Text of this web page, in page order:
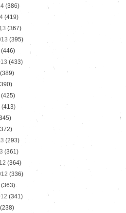
(386)
(419)
(367)
(395)
(446)
(433)
(389)
(425)
(413)
(293)
(361)
(364)
(336)
(363)
(341)
(238)